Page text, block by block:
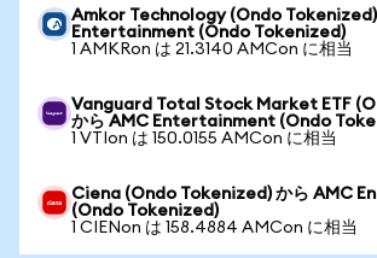
Amkor Technology (Ondo Tokenized)
Entertainment (Ondo Tokenized)
1 AMKRon は 21.3140 AMCon に相当
Vanguard Total Stock Market ETF
から AMC Entertainment (Ondo
1 VTIon は 150.0155 AMCon に相当
Ciena (Ondo Tokenized) から AMC
(Ondo Tokenized)
1 CIENon は 158.4884 AMCon に相当